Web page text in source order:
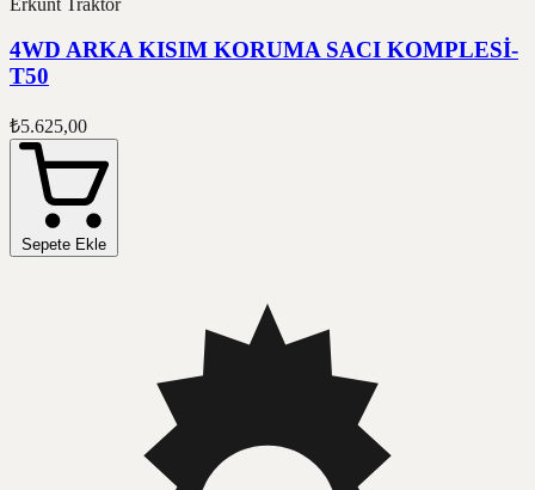
4WD ARKA KISIM KORUMA SACI KOMPLESİ-
T50
₺5.625,00
Sepete Ekle